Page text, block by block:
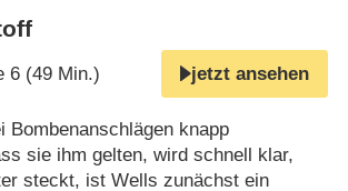
6 (49 Min.) jetzt ansehen
Bombenanschlägen knapp
sie ihm gelten, wird schnell klar,
steckt, ist Wells zunächst ein